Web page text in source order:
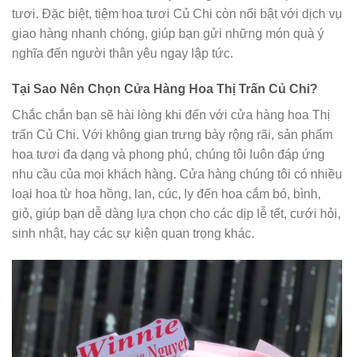
tươi. Đặc biệt, tiệm hoa tươi Củ Chi còn nổi bật với dịch vụ
giao hàng nhanh chóng, giúp bạn gửi những món quà ý
nghĩa đến người thân yêu ngay lập tức.
Tại Sao Nên Chọn Cửa Hàng Hoa Thị Trấn Củ Chi?
Chắc chắn bạn sẽ hài lòng khi đến với cửa hàng hoa Thị
trấn Củ Chi. Với không gian trưng bày rộng rãi, sản phẩm
hoa tươi đa dạng và phong phú, chúng tôi luôn đáp ứng
nhu cầu của mọi khách hàng. Cửa hàng chúng tôi có nhiều
loại hoa từ hoa hồng, lan, cúc, ly đến hoa cắm bó, bình,
giỏ, giúp bạn dễ dàng lựa chọn cho các dịp lễ tết, cưới hỏi,
sinh nhật, hay các sự kiện quan trọng khác.